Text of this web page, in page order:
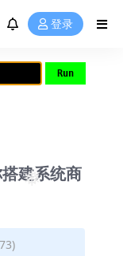
登录
建系统商